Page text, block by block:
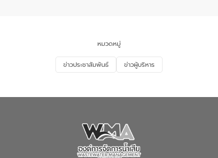
ด้านน้ำของประเทศ และเตรียมความพร้อม
รองรับการเติบโตของเมือง รวมถึงการ
ลงทุนในอุตสาหกรรมแห่งอนาคต ตลอดจน
มุ่งตอบโจทย์ความท้าทายจากวิกฤตการ
ในครั้งนี้เป็นการดึงจุดแข็งและความ
(อจน.) มาผสานกับประสบการณ์และ
เทคโนโลยีโครงข่ายน้ำครบวงจรในพื้นที่ EEC
ของอีสท์ วอเตอร์ เพื่อร่วมกันศึกษา
เทคโนโลยีการปรับปรุงคุณภาพน้ำ (Water
หมวดหมู่
ข่าวประชาสัมพันธ์ ข่าวผู้บริหาร